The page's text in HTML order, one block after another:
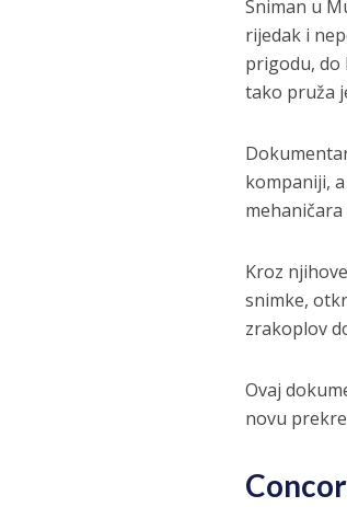
Sniman u
rijedak i
prigodu, do
tako pruža
kompaniji,
Kroz
snimke,
zrakoplov
Ovaj
novu